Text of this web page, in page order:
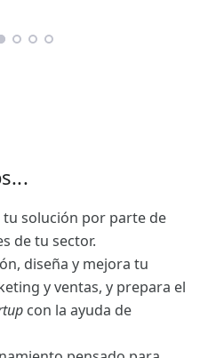
tu solución por parte de
de tu sector.
diseña y mejora tu
y ventas, y prepara el
con la ayuda de